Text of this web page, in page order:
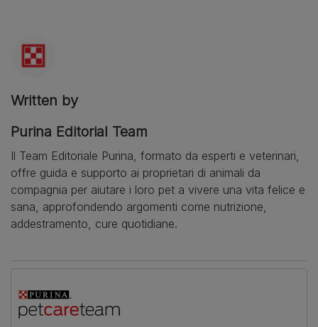
Written by
Purina Editorial Team
Il Team Editoriale Purina, formato da esperti e veterinari,
offre guida e supporto ai proprietari di animali da
compagnia per aiutare i loro pet a vivere una vita felice e
sana, approfondendo argomenti come nutrizione,
addestramento, cure quotidiane.